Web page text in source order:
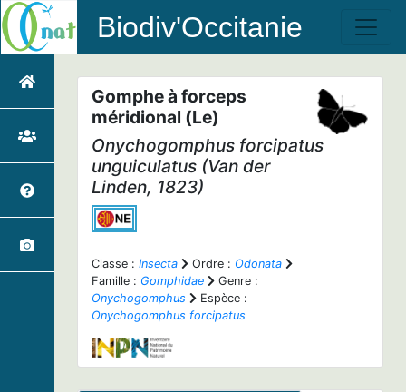
Biodiv'Occitanie
Gomphe à forceps
méridional (Le)
Onychogomphus forcipatus
unguiculatus (Van der
Linden, 1823)
Classe : Insecta Ordre : Odonata
Famille : Gomphidae
Genre :
Onychogomphus
Espèce :
Onychogomphus forcipatus